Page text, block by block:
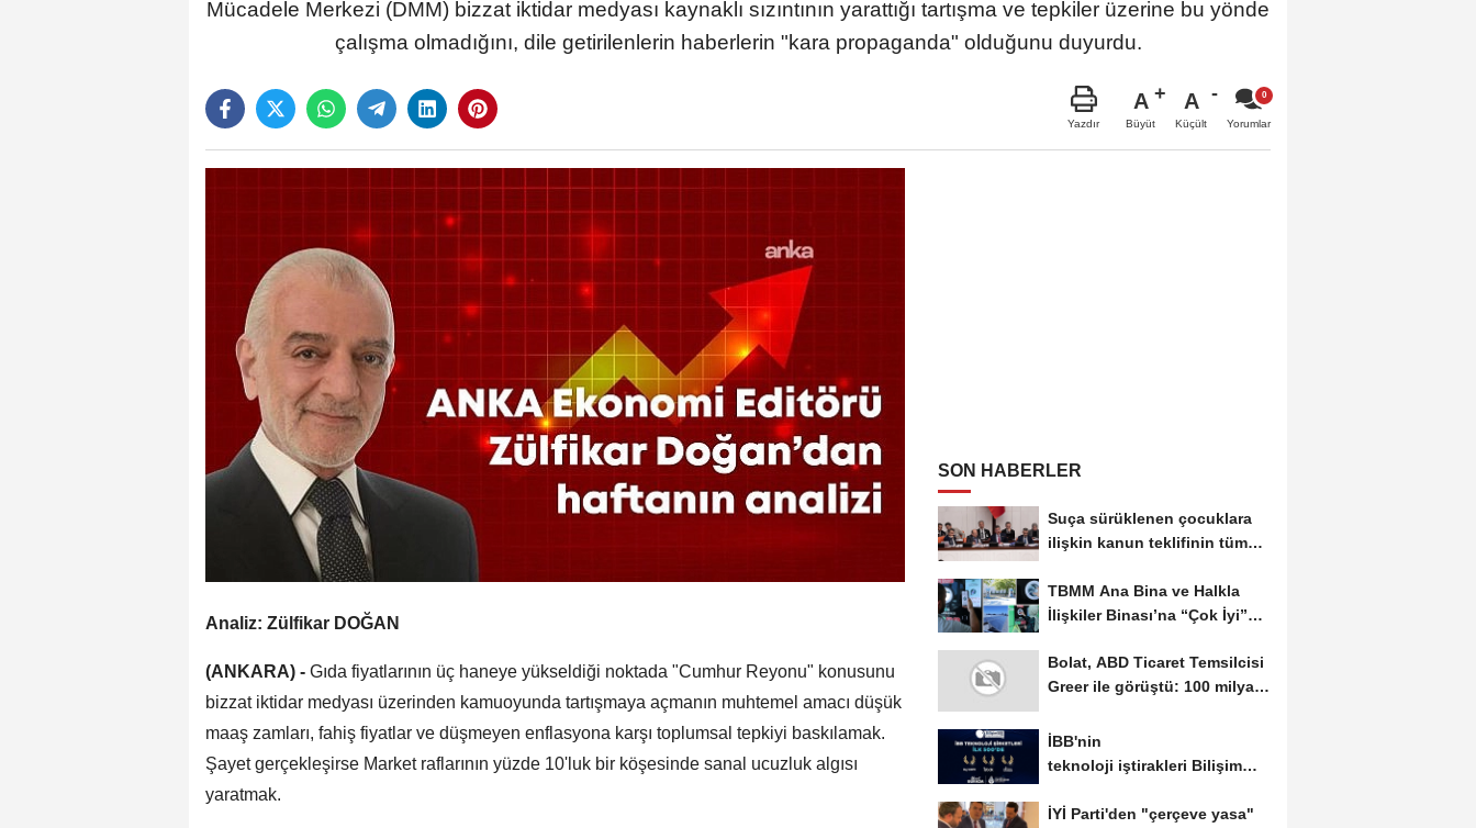
Mücadele Merkezi (DMM) bizzat iktidar medyası kaynaklı sızıntının yarattığı tartışma ve tepkiler üzerine bu yönde
çalışma olmadığını, dile getirilenlerin haberlerin "kara propaganda" olduğunu duyurdu.
Yazdır
A
Büyüt
A
Küçült Yorumlar
Analiz: Zülfikar DOĞAN
(ANKARA) - Gıda fiyatlarının üç haneye yükseldiği noktada "Cumhur Reyonu" konusunu
bizzat iktidar medyası üzerinden kamuoyunda tartışmaya açmanın muhtemel amacı düşük
maaş zamları, fahiş fiyatlar ve düşmeyen enflasyona karşı toplumsal tepkiyi baskılamak.
Şayet gerçekleşirse Market raflarının yüzde 10'luk bir köşesinde sanal ucuzluk algısı
yaratmak.
SON HABERLER
Suça sürüklenen çocuklara
ilişkin kanun teklifinin tümü
TBMM Ana Bina ve Halkla
İlişkiler Binası’na “Çok İyi”
Bolat, ABD Ticaret Temsilcisi
Greer ile görüştü: 100 milyar
İBB'nin
teknoloji iştirakleri Bilişim
İYİ Parti'den "çerçeve yasa"